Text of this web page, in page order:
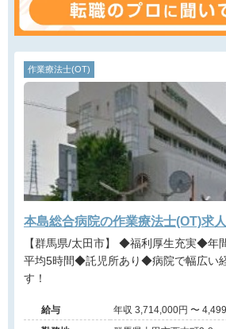
作業療法士(OT)
本島総合病院の作業療法士(OT)求人
【群馬県/太田市】 ◆福利厚生充実◆年間休日109日◆残業月
平均5時間◆託児所あり◆病院で幅広い
す！
給与
年収